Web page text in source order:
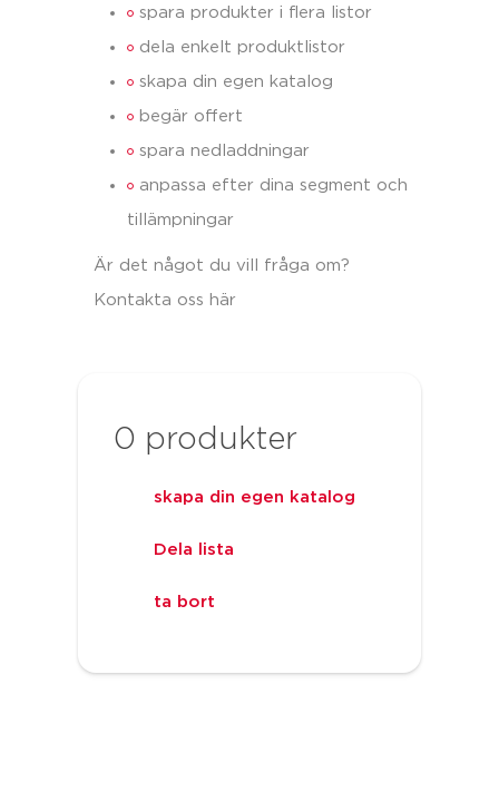
spara produkter i flera listor
dela enkelt produktlistor
skapa din egen katalog
begär offert
spara nedladdningar
anpassa efter dina segment och
tillämpningar
Är det något du vill fråga om?
Kontakta oss här
0 produkter
skapa din egen katalog
Dela lista
ta bort